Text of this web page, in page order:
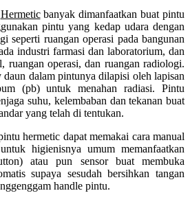
Hermeticbanyak dimanfaatkan buat pintu
pintu yang kedap udara dengan
seperti ruangan operasi pada bangunan
industri farmasi dan laboratorium, dan
ruangan operasi, dan ruangan radiologi.
dalam pintunya dilapisi oleh lapisan
(pb) untuk menahan radiasi. Pintu
suhu, kelembaban dan tekanan buat
yang telah di tentukan.
hermetic dapat memakai cara manual
higienisnya umum memanfaatkan
atau pun sensor buat membuka
supaya sesudah bersihkan tangan
handle pintu.